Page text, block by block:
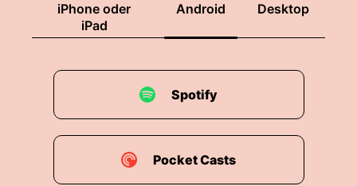
iPhone oder
iPad
Android Desktop
Spotify
Pocket Casts